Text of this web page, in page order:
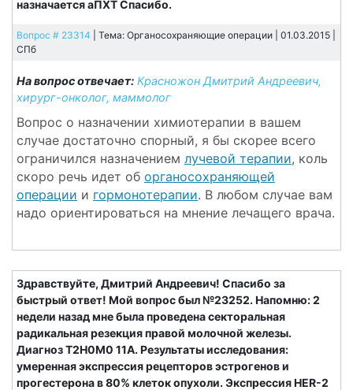
назначается аПХТ Спасибо.
Вопрос # 23314 | Тема: Органосохраняющие операции | 01.03.2015 |
СПб
На вопрос отвечает: Красножон Дмитрий Андреевич,
хирург-онколог, маммолог
Вопрос о назначении химиотерапии в вашем
случае достаточно спорный, я бы скорее всего
ограничился назначением лучевой терапии, коль
скоро речь идет об органосохраняющей
операции и гормонотерапии. В любом случае вам
надо ориентироваться на мнение лечащего врача.
Здравствуйте, Дмитрий Андреевич! Спасибо за
быстрый ответ! Мой вопрос был №23252. Напомню: 2
недели назад мне была проведена секторальная
радикальная резекция правой молочной железы.
Диагноз Т2Н0М0 11А. Результаты исследования:
умеренная экспрессия рецепторов эстрогенов и
прогестерона в 80% клеток опухоли. Экспрессия HER-2